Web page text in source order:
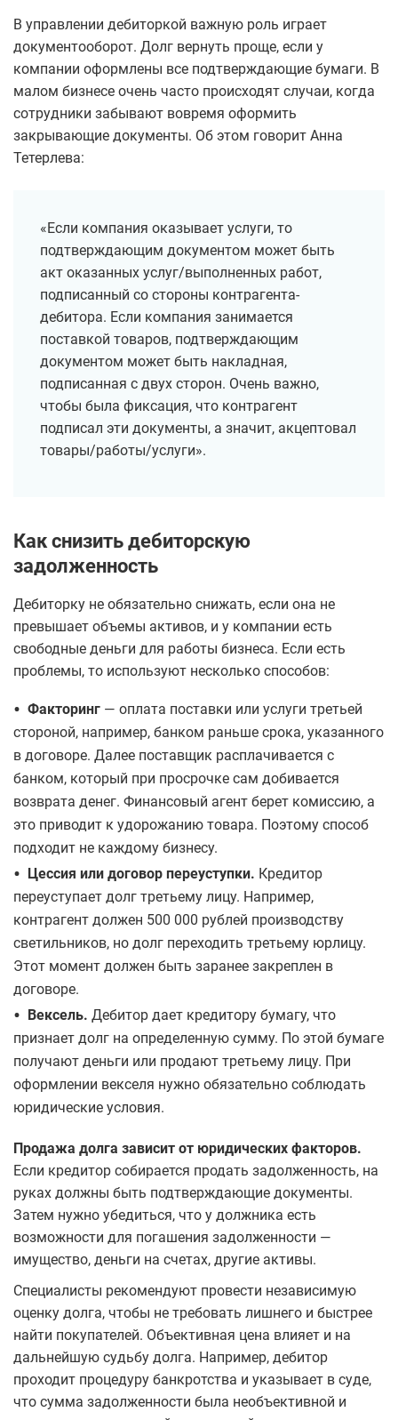
В управлении дебиторкой важную роль играет
документооборот. Долг вернуть проще, если у
компании оформлены все подтверждающие бумаги. В
малом бизнесе очень часто происходят случаи, когда
сотрудники забывают вовремя оформить
закрывающие документы. Об этом говорит Анна
Тетерлева:
«Если компания оказывает услуги, то
подтверждающим документом может быть
акт оказанных услуг/выполненных работ,
подписанный со стороны контрагента-
дебитора. Если компания занимается
поставкой товаров, подтверждающим
документом может быть накладная,
подписанная с двух сторон. Очень важно,
чтобы была фиксация, что контрагент
подписал эти документы, а значит, акцептовал
товары/работы/услуги».
Как снизить дебиторскую
задолженность
Дебиторку не обязательно снижать, если она не
превышает объемы активов, и у компании есть
свободные деньги для работы бизнеса. Если есть
проблемы, то используют несколько способов:
• Факторинг — оплата поставки или услуги третьей
стороной, например, банком раньше срока, указанного
в договоре. Далее поставщик расплачивается с
банком, который при просрочке сам добивается
возврата денег. Финансовый агент берет комиссию, а
это приводит к удорожанию товара. Поэтому способ
подходит не каждому бизнесу.
• Цессия или договор переуступки. Кредитор
переуступает долг третьему лицу. Например,
контрагент должен 500 000 рублей производству
светильников, но долг переходить третьему юрлицу.
Этот момент должен быть заранее закреплен в
договоре.
• Вексель. Дебитор дает кредитору бумагу, что
признает долг на определенную сумму. По этой бумаге
получают деньги или продают третьему лицу. При
оформлении векселя нужно обязательно соблюдать
юридические условия.
Продажа долга зависит от юридических факторов.
Если кредитор собирается продать задолженность, на
руках должны быть подтверждающие документы.
Затем нужно убедиться, что у должника есть
возможности для погашения задолженности —
имущество, деньги на счетах, другие активы.
Специалисты рекомендуют провести независимую
оценку долга, чтобы не требовать лишнего и быстрее
найти покупателей. Объективная цена влияет и на
дальнейшую судьбу долга. Например, дебитор
проходит процедуру банкротства и указывает в суде,
что сумма задолженности была необъективной и